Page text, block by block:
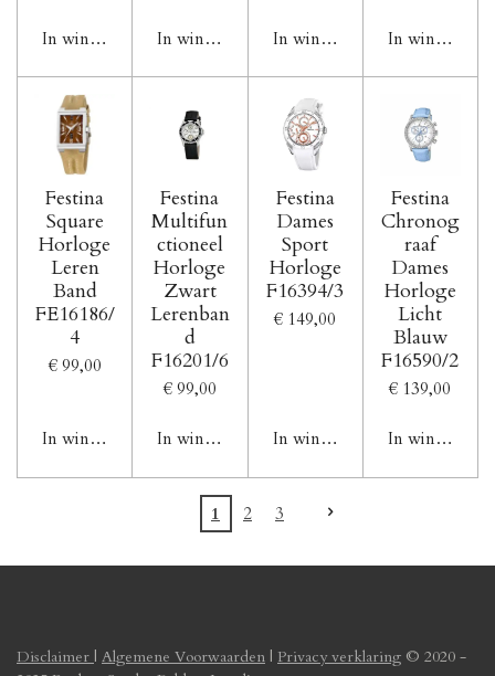
In winkelwagenIn winkelwagen In winkelwagen In
Festina
Square
Horloge
Leren
Band
FE16186/
4
€ 99,00
In winkelwagen
Festina
Multifun
ctioneel
Horloge
Zwart
Lerenban
d
F16201/6
€ 99,00
In winkelwagen
Festina
Dames
Sport
Horloge
F16394/3
€ 149,00
In winkelwagen
Festina
Chronog
raaf
Dames
Horloge
Licht
Blauw
F16590/2
€ 139,00
In
1 2 3
Disclaimer | Algemene Voorwaarden | Privacy verklaring © 2020 -